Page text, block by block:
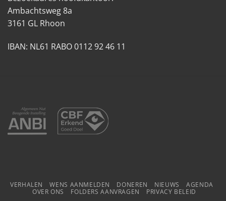
Ambachtsweg 8a
3161 GL Rhoon
IBAN: NL61 RABO 0112 92 46 11
VERHALEN WENS AANMELDEN DONEREN NIEUWS
AGENDA
OVER ONS
FOLDERS AANVRAGEN PRIVACY BELEID